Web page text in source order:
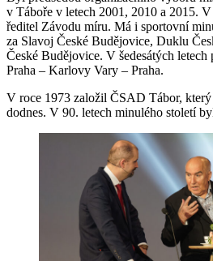
v Táboře v letech 2001, 2010 a 2015.
ředitel Závodu míru. Má i sportovní
za Slavoj České Budějovice, Duklu
České Budějovice. V šedesátých
Praha – Karlovy Vary – Praha.
V roce 1973 založil ČSAD Tábor,
dodnes. V 90. letech minulého století